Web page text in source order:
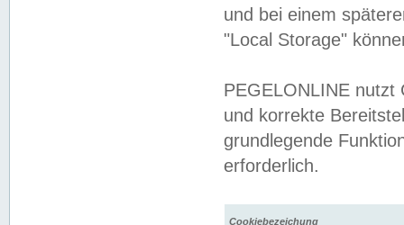
und bei einem
"Local Storage"
PEGELONLINE nutzt
und korrekte
grundlegende
erforderlich.
Cookiebezeichung